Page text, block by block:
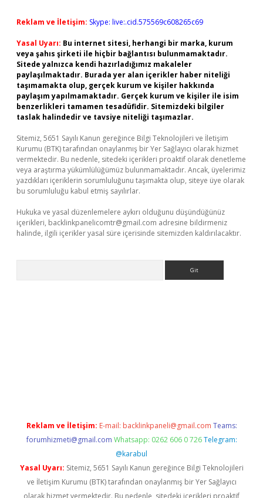
Reklam ve İletişim: Skype: live:.cid.575569c608265c69
Yasal Uyarı: Bu internet sitesi, herhangi bir marka, kurum
veya şahıs şirketi ile hiçbir bağlantısı bulunmamaktadır.
Sitede yalnızca kendi hazırladığımız makaleler
paylaşılmaktadır. Burada yer alan içerikler haber niteliği
taşımamakta olup, gerçek kurum ve kişiler hakkında
paylaşım yapılmamaktadır. Gerçek kurum ve kişiler ile isim
benzerlikleri tamamen tesadüfidir. Sitemizdeki bilgiler
taslak halindedir ve tavsiye niteliği taşımazlar.
Sitemiz, 5651 Sayılı Kanun gereğince Bilgi Teknolojileri ve İletişim
Kurumu (BTK) tarafından onaylanmış bir Yer Sağlayıcı olarak hizmet
vermektedir. Bu nedenle, sitedeki içerikleri proaktif olarak denetleme
veya araştırma yükümlülüğümüz bulunmamaktadır. Ancak, üyelerimiz
yazdıkları içeriklerin sorumluluğunu taşımakta olup, siteye üye olarak
bu sorumluluğu kabul etmiş sayılırlar.
Hukuka ve yasal düzenlemelere aykırı olduğunu düşündüğünüz
içerikleri, backlinkpanelicomtr@gmail.com adresine bildirmeniz
halinde, ilgili içerikler yasal süre içerisinde sitemizden kaldırılacaktır.
Reklam ve İletişim: E-mail: backlinkpaneli@gmail.com Teams:
forumhizmeti@gmail.com Whatsapp: 0262 606 0 726 Telegram:
@karabul
Yasal Uyarı: Sitemiz, 5651 Sayılı Kanun gereğince Bilgi Teknolojileri
ve İletişim Kurumu (BTK) tarafından onaylanmış bir Yer Sağlayıcı
olarak hizmet vermektedir. Bu nedenle, sitedeki içerikleri proaktif